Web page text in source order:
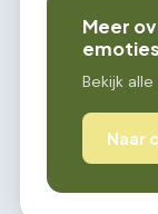
Meer
emoties
Bekijk
Naar